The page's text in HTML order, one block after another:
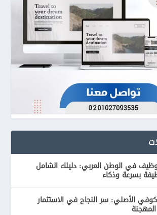
في الوطن العربي: دليلك الشامل
بسرعة وذكاء
الأصلي: سر النجاح في الاستثمار